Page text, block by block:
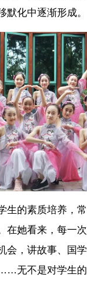
默化中逐渐形成。
生的素质培养，
在她看来，每一
会，讲故事、国
无不是对学生